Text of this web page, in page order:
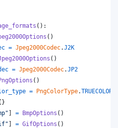
():
()
= Jpeg2000Codec.J2K
()
= Jpeg2000Codec.JP2
()
= PngColorType.
] = BmpOptions ()
] = GifOptions ()